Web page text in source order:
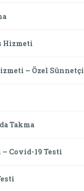
Hizmeti
– Özel Sünnetçi
Takma
– Covid-19 Testi